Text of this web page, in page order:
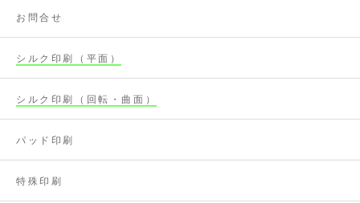
お問合せ
シルク印刷（平面）
シルク印刷（回転・曲面）
パッド印刷
特殊印刷